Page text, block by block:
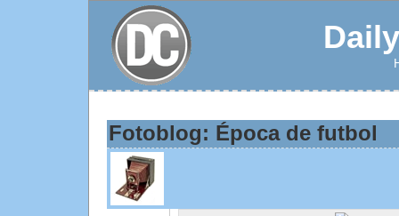
Fotoblog: Época de futbol